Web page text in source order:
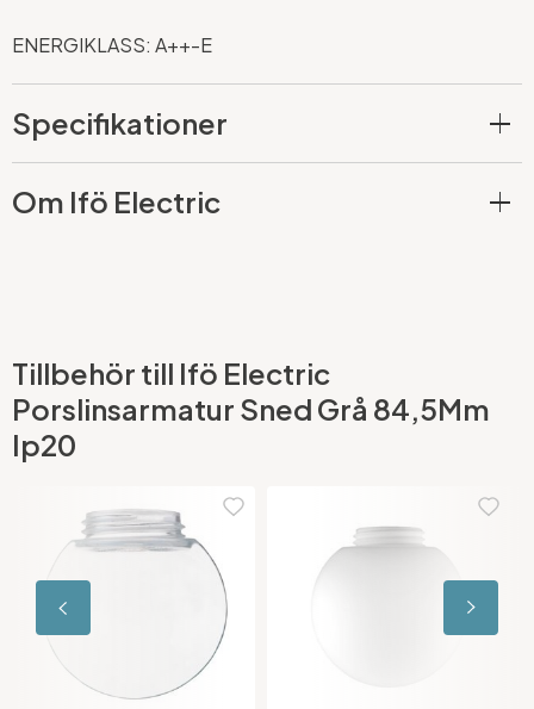
ENERGIKLASS: A++-E
Specifikationer
Om Ifö Electric
Tillbehör till Ifö Electric
Porslinsarmatur Sned Grå 84,5Mm
Ip20